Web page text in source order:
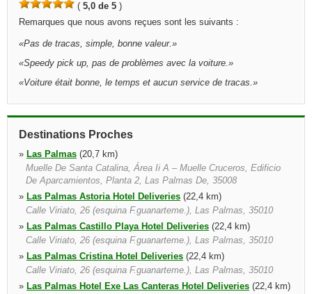
( 5,0 de 5 )
Remarques que nous avons reçues sont les suivants :
«Pas de tracas, simple, bonne valeur.»
«Speedy pick up, pas de problèmes avec la voiture.»
«Voiture était bonne, le temps et aucun service de tracas.»
Destinations Proches
» Las Palmas (20,7 km)
Muelle De Santa Catalina, Área Ii A – Muelle Cruceros, Edificio
De Aparcamientos, Planta 2, Las Palmas De, 35008
» Las Palmas Astoria Hotel Deliveries (22,4 km)
Calle Viriato, 26 (esquina F.guanarteme.), Las Palmas, 35010
» Las Palmas Castillo Playa Hotel Deliveries (22,4 km)
Calle Viriato, 26 (esquina F.guanarteme.), Las Palmas, 35010
» Las Palmas Cristina Hotel Deliveries (22,4 km)
Calle Viriato, 26 (esquina F.guanarteme.), Las Palmas, 35010
» Las Palmas Hotel Exe Las Canteras Hotel Deliveries (22,4 km)